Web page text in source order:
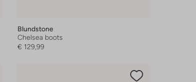
Blundstone
Chelsea boots
€ 129,99